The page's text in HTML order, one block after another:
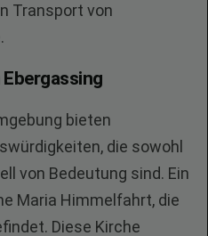
Transport von
bieten
die sowohl
von Bedeutung sind. Ein
Maria Himmelfahrt, die
Diese Kirche